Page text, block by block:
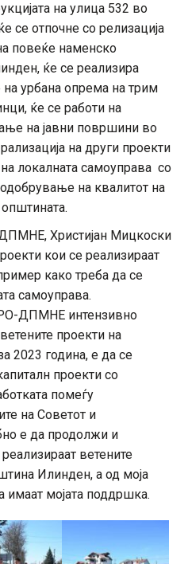
на улица 532 во
се отпочне со релизација
повеќе наменско
ќе се реализира
урбана опрема на трим
ќе се работи на
на јавни површини во
на други проекти
локалната самоуправа со
на квалитот на
Христијан Мицкоски
кои се реализираат
како треба да се
самоуправа.
ДПМНЕ интензивно
проекти на
2023 година, е да се
проекти со
помеѓу
на Советот и
е да продолжи и
ветените
Илинден, а од моја
имаат мојата поддршка.